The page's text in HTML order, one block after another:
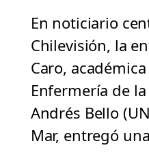
En noticiario
Chilevisión, la
Caro,
Enfermería de
Andrés Bello
Mar, entregó